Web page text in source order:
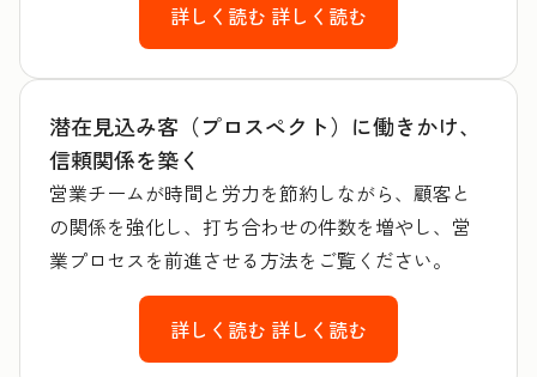
詳しく読む 詳しく読む
潜在見込み客（プロスペクト）に働きかけ、
信頼関係を築く
営業チームが時間と労力を節約しながら、顧客と
の関係を強化し、打ち合わせの件数を増やし、営
業プロセスを前進させる方法をご覧ください。
詳しく読む 詳しく読む